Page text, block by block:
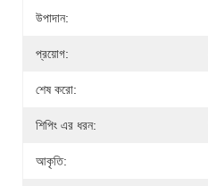
উপাদান:
প্রয়োগ:
শেষ করো:
শিপিং এর ধরন:
আকৃতি: